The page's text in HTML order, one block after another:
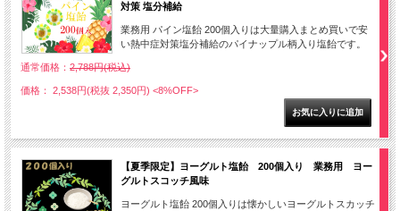
対策 塩分補給
業務用 パイン塩飴 200個入りは大量購入まとめ買いで安
い熱中症対策塩分補給のパイナップル柄入り塩飴です。
通常価格： 2,788円(税込)
価格： 2,538円(税抜 2,350円) <8%OFF>
【夏季限定】ヨーグルト塩飴 200個入り 業務用 ヨー
グルトスコッチ風味
ヨーグルト塩飴 200個入りは懐かしいヨーグルトスカッチ